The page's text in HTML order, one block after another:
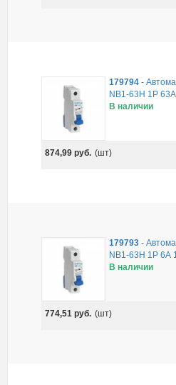
179794 -
NB1-63H 1P
В наличии
874,99руб. (шт)
179793 -
NB1-63H 1P 6А
В наличии
774,51руб. (шт)